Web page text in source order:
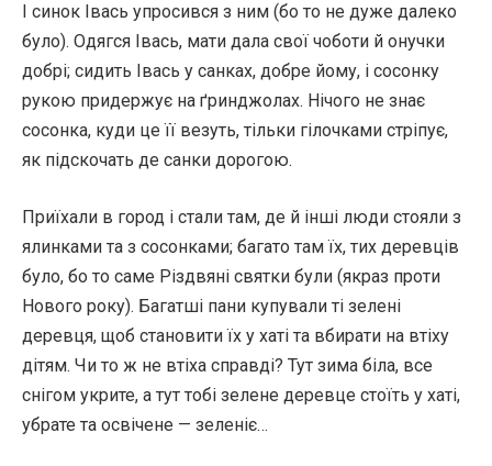
І синок Івась упросився з ним (бо то не дуже далеко
було). Одягся Івась, мати дала свої чоботи й онучки
добрі; сидить Івась у санках, добре йому, і сосонку
рукою придержує на ґринджолах. Нічого не знає
сосонка, куди це її везуть, тільки гілочками стріпує,
як підскочать де санки дорогою.
Приїхали в город і стали там, де й інші люди стояли з
ялинками та з сосонками; багато там їх, тих деревців
було, бо то саме Різдвяні святки були (якраз проти
Нового року). Багатші пани купували ті зелені
деревця, щоб становити їх у хаті та вбирати на втіху
дітям. Чи то ж не втіха справді? Тут зима біла, все
снігом укрите, а тут тобі зелене деревце стоїть у хаті,
убрате та освічене — зеленіє…